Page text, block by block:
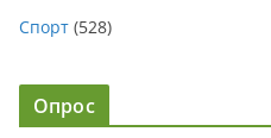
Спорт (528)
Опрос